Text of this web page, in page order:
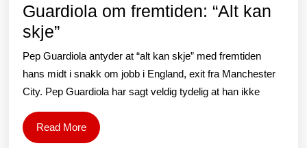
Guardiola om fremtiden: “Alt kan
skje”Guardiola
om
fremtiden:
“Alt
kan
skje”
Pep Guardiola antyder at “alt kan skje” med fremtiden
hans midt i snakk om jobb i England, exit fra Manchester
City. Pep Guardiola har sagt veldig tydelig at han ikke
Read MoreRead
More